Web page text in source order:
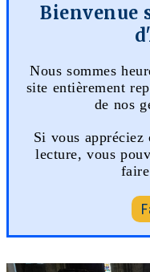
Bienvenue
Nous sommes
site entièrement
de nos
Si vous appréciez
lecture, vous